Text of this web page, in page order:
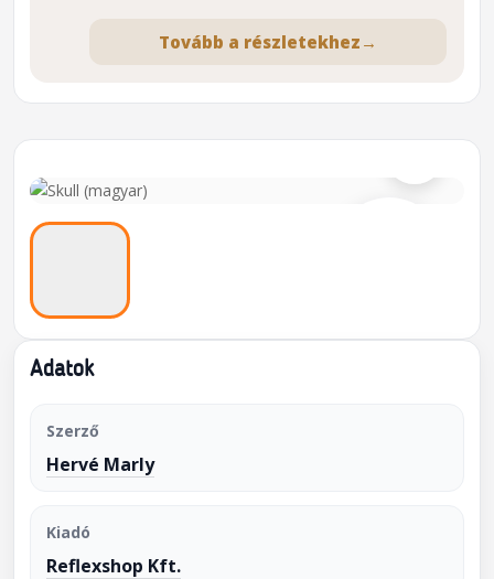
⌕
Adatok
Szerző
Hervé Marly
Kiadó
Reflexshop Kft.
Tovább a részletekhez →